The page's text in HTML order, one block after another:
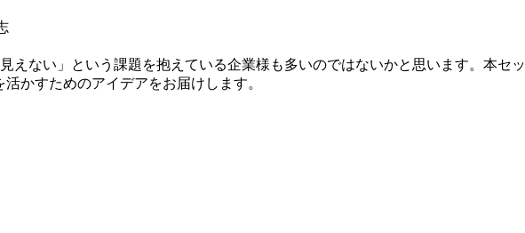
えない」という課題を抱えている企業様も多いのではないかと思います。本セ
かすためのアイデアをお届けします。